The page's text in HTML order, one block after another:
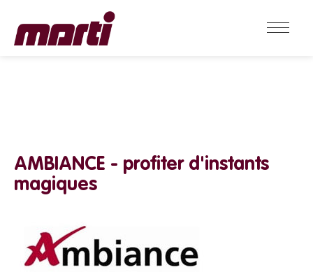
AMBIANCE - profiter d'instants
magiques